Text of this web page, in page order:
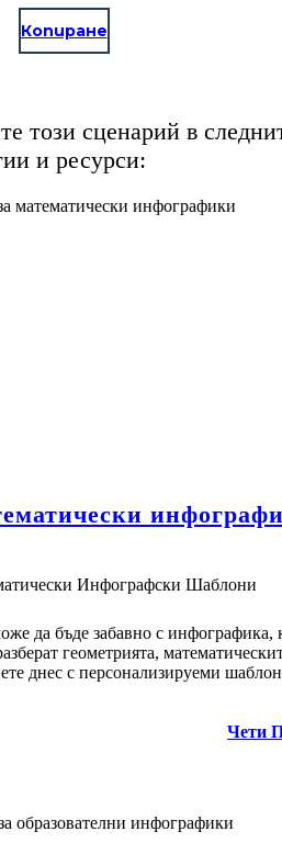
Копиране
този сценарий в
и ресурси:
Инфографски Шаблони
да бъде забавно с инфографика,
геометрията,
днес с персонализируеми
Чети